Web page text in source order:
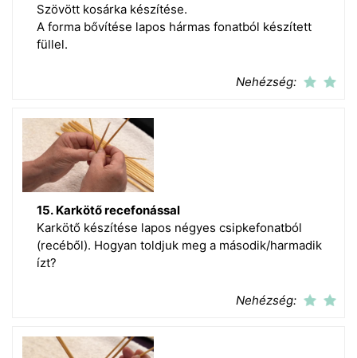
Szövött kosárka készítése.
A forma bővítése lapos hármas fonatból készített
füllel.
Nehézség:
15. Karkötő recefonással
Karkötő készítése lapos négyes csipkefonatból
(recéből). Hogyan toldjuk meg a második/harmadik
ízt?
Nehézség: